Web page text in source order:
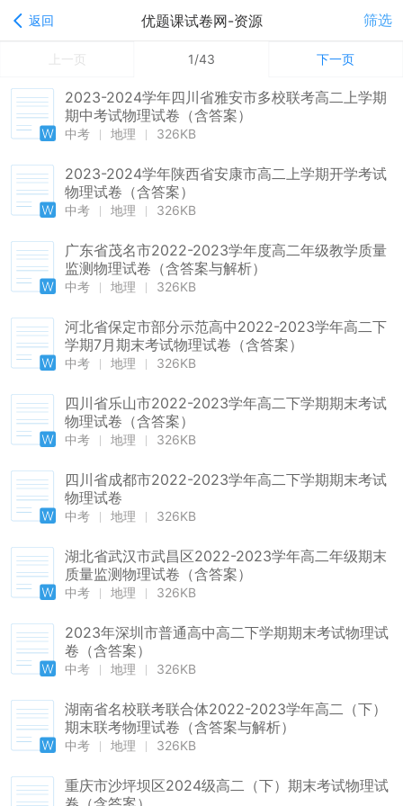
返回 优题课试卷网-资源 筛选
上一页 1/43 下一页
2023-2024学年四川省雅安市多校联考高二上学期
期中考试物理试卷（含答案）
中考 地理 326KB
2023-2024学年陕西省安康市高二上学期开学考试
物理试卷（含答案）
中考 地理 326KB
广东省茂名市2022-2023学年度高二年级教学质量
监测物理试卷（含答案与解析）
中考 地理 326KB
河北省保定市部分示范高中2022-2023学年高二下
学期7月期末考试物理试卷（含答案）
中考 地理 326KB
四川省乐山市2022-2023学年高二下学期期末考试
物理试卷（含答案）
中考 地理 326KB
四川省成都市2022-2023学年高二下学期期末考试
物理试卷
中考 地理 326KB
湖北省武汉市武昌区2022-2023学年高二年级期末
质量监测物理试卷（含答案）
中考 地理 326KB
2023年深圳市普通高中高二下学期期末考试物理试
卷（含答案）
中考 地理 326KB
湖南省名校联考联合体2022-2023学年高二（下）
期末联考物理试卷（含答案与解析）
中考 地理 326KB
重庆市沙坪坝区2024级高二（下）期末考试物理试